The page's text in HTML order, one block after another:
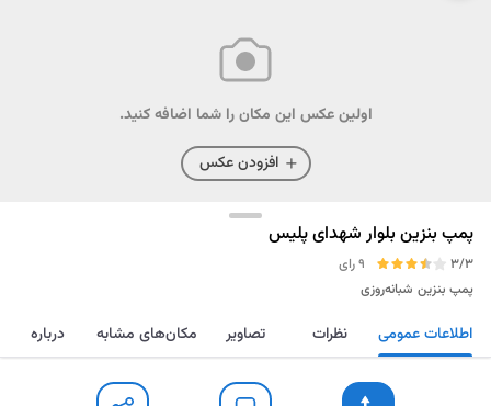
اولین عکس این مکان را شما اضافه کنید.
افزودن عکس
پمپ بنزین بلوار شهدای پلیس
3/3
9 رای
پمپ بنزین شبانه‌روزی
مسیریابی ذخیره ارسال اطلاعات عمومی نظرات تصاویر مکان‌های مشابه درباره